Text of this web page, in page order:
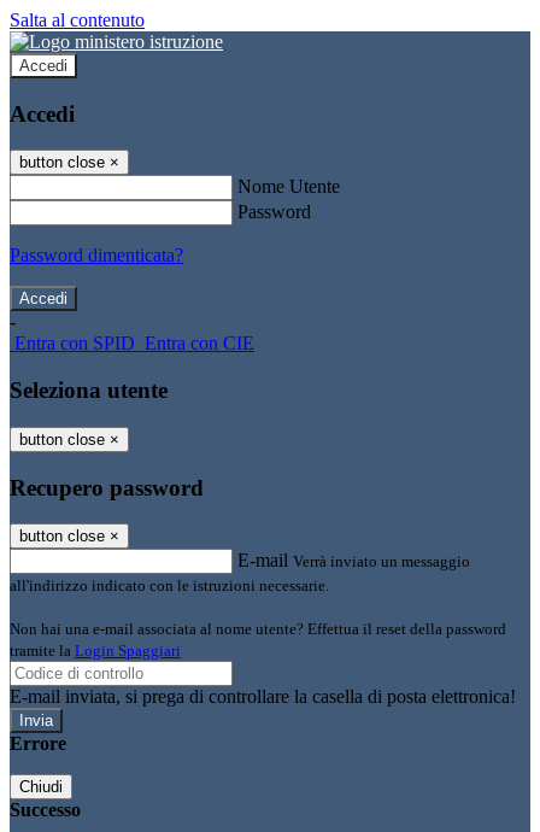
Salta al contenuto
Accedi
Accedi
button close ×
Nome Utente
Password
Password dimenticata?
-
Entra con SPID Entra con CIE
Seleziona utente
button close ×
Recupero password
button close ×
E-mail Verrà inviato un messaggio
all'indirizzo indicato con le istruzioni necessarie.
Non hai una e-mail associata al nome utente? Effettua il reset della password
tramite la Login Spaggiari
E-mail inviata, si prega di controllare la casella di posta elettronica!
Errore
Chiudi
Successo